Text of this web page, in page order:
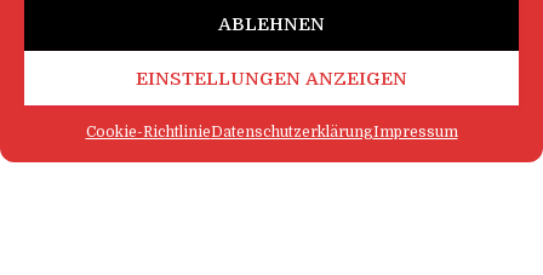
ABLEHNEN
EINSTELLUNGEN ANZEIGEN
Cookie-RichtlinieDatenschutzerklärungImpressum